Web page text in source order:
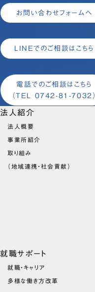
お問い合わせフォームへ
LINEでのご相談はこちら
電話でのご相談はこちら
（TEL 0742-81-7032）
法人紹介
法人概要
事業所紹介
取り組み
（地域連携・社会貢献）
就職サポート
就職・キャリア
多様な働き方改革